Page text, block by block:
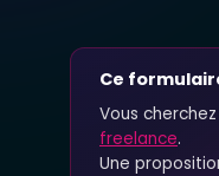
Ce
Vous
freelance.
Une